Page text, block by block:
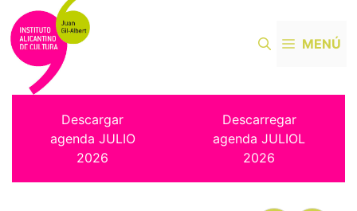
MENÚ
Descargar
agenda JULIO
2026
Descarregar
agenda JULIOL
2026